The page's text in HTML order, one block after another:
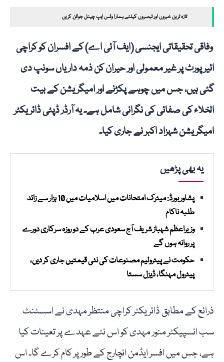
تازہ ترین خبروں اور تبصروں کیلئے ہمارا وٹس ایپ چینل جوائن کریں
وفاقی تحقیقاتی ایجنسی (ایف آئی اے) کے افسران کو کراچی
ائیرپورٹ پر غیر معمولی اور حیران کن ذمہ داریاں سونپ دی
گئی ہیں، جس میں چوہے پکڑنے اور امیگریشن کے بیت
الخلاء کی صفائی کی نگرانی شامل ہے۔ یہ آرڈر ڈپٹی ڈائریکٹر
امیگریشن شہزاد اکبر نے جاری کیا۔
یہ بھی پڑھیں
پشاور بورڈ: میٹرک امتحانات میں اسلامیات میں 10 ہزار سے زائد
طلبہ ناکام
وزیراعظم شہباز شریف آج سعودی عرب کے دو روزہ سرکاری دورے
پر روانہ ہوں گے
حکومت نے پیٹرولیم مصنوعات کی نئی قیمتیں جاری کر دیں،
پیٹرول مہنگا، ڈیزل سستا
ذرائع کے مطابق ڈائریکٹر کراچی منتظر مہدی نے اسسٹنٹ
سب انسپیکٹر منور مہدی کو اس نئے عہدے پر تعینات کیا
ہے، جس میں افسر ایڈمن انچارج کے طور پر کام کرے گا۔ اس